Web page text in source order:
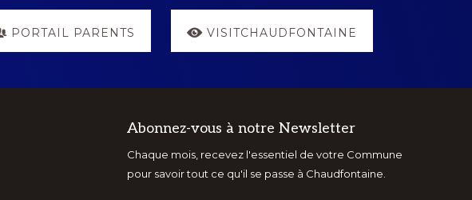
PORTAIL PARENTS VISITCHAUDFONTAINE
Abonnez-vous à notre Newsletter
Chaque mois, recevez l'essentiel de votre Commune
pour savoir tout ce qu'il se passe à Chaudfontaine.